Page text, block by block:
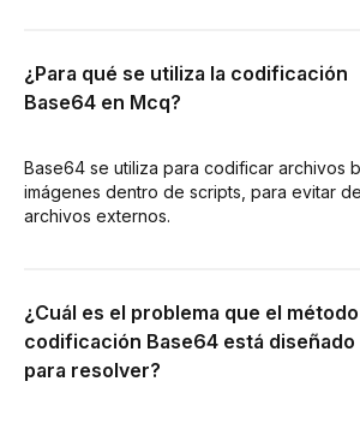
¿Para qué se utiliza la codificación
Base64 en Mcq?
Base64 se utiliza para codificar archivos
imágenes dentro de scripts, para evitar
archivos externos.
¿Cuál es el problema que el
codificación Base64 está diseñado
para resolver?